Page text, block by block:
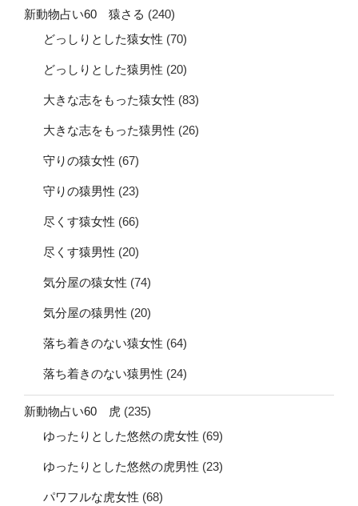
新動物占い60 猿さる (240)
どっしりとした猿女性 (70)
どっしりとした猿男性 (20)
大きな志をもった猿女性 (83)
大きな志をもった猿男性 (26)
守りの猿女性 (67)
守りの猿男性 (23)
尽くす猿女性 (66)
尽くす猿男性 (20)
気分屋の猿女性 (74)
気分屋の猿男性 (20)
落ち着きのない猿女性 (64)
落ち着きのない猿男性 (24)
新動物占い60 虎 (235)
ゆったりとした悠然の虎女性 (69)
ゆったりとした悠然の虎男性 (23)
パワフルな虎女性 (68)